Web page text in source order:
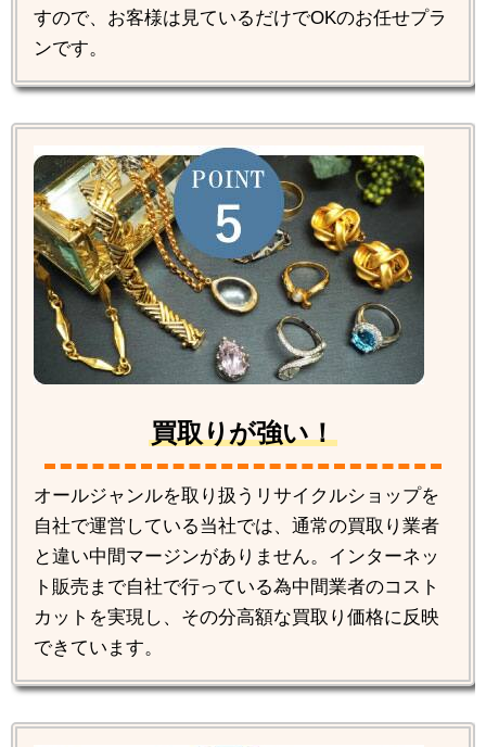
すので、お客様は見ているだけでOKのお任せプラ
ンです。
買取りが強い！
オールジャンルを取り扱うリサイクルショップを
自社で運営している当社では、通常の買取り業者
と違い中間マージンがありません。インターネッ
ト販売まで自社で行っている為中間業者のコスト
カットを実現し、その分高額な買取り価格に反映
できています。